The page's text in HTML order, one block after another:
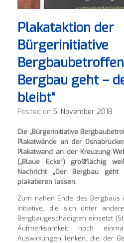
Plakataktion der
Bürgerinitiative
Bergbau geht –
bleibt“
Posted on 5. November 2018
Die „Bürgerinitiative
Plakatwände an der
Plakatwand an der Kreuzung
(„Blaue Ecke“) großflächig
Nachricht „Der Bergbau
plakatieren lassen.
Zum nahen Ende des
Initiative, die sich unter
Bergbaugeschädigten einsetzt
Aufmerksamkeit noch
Auswirkungen lenken, die der